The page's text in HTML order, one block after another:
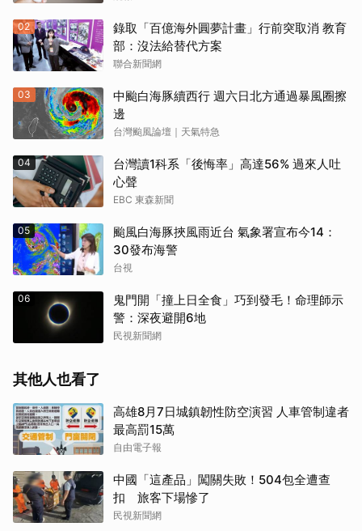
02
錄取「百億海外圓夢計畫」行前突取消 教育
部：沒法給替代方案
聯合新聞網
03
中颱白海豚續西行 週六日北方通過暴風圈擦
邊
台灣颱風論壇｜天氣特急
04
台灣讀1科系「後悔率」高達56% 過來人吐
心聲
EBC 東森新聞
05
颱風白海豚挾風雨近台 氣象署宣布今14：
30發布海警
台視
06
鬼門開「撞上日全食」巧到發毛！命理師示
警：深夜避開6地
民視新聞網
其他人也看了
高雄8月7日城鎮韌性防空演習 人車管制違者
最高罰15萬
自由電子報
中國「這產品」闖關失敗！504包全遭查
扣 旅客下場慘了
民視新聞網